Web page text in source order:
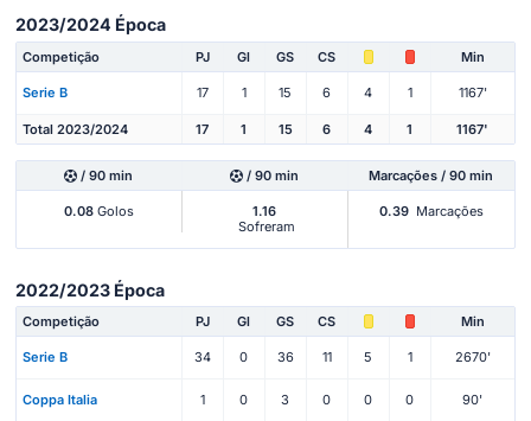
2023/2024 Época
Competição PJ Gl GS CS Min
Serie B 17 1 15 6 4 1 1167'
Total 2023/2024 17 1 15 6 4 1 1167'
/ 90 min / 90 min Marcações / 90 min
0.08Golos
1.16
Sofreram
0.39 Marcações
2022/2023 Época
Competição PJ Gl GS CS Min
Serie B 34 0 36 11 5 1 2670'
Coppa Italia 1 0 3 0 0 0 90'